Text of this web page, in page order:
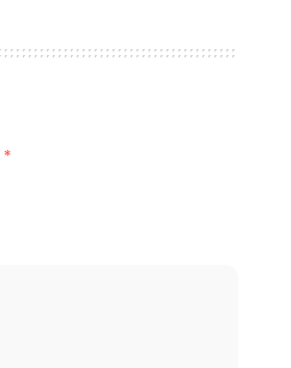
*